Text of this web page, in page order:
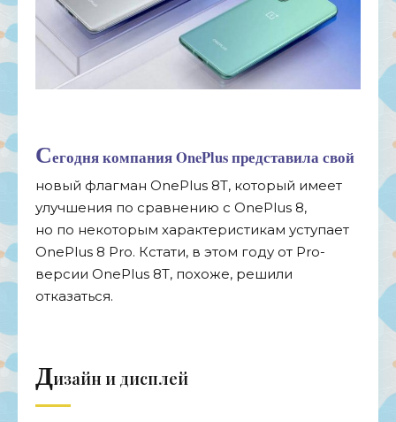
Сегодня компания OnePlus представила свой
новый флагман OnePlus 8T, который имеет
улучшения по сравнению с OnePlus 8,
но по некоторым характеристикам уступает
OnePlus 8 Pro. Кстати, в этом году от Pro-
версии OnePlus 8T, похоже, решили
отказаться.
Дизайн и дисплей